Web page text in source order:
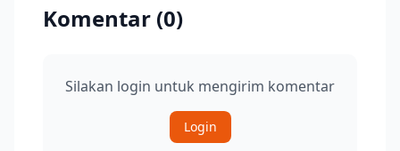
Komentar (0)
Silakan login untuk mengirim komentar
Login